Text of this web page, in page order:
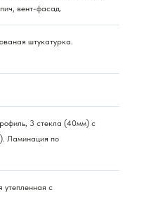
вент-фасад.
штукатурка.
3 стекла (40мм) с
Ламинация по
утепленная с